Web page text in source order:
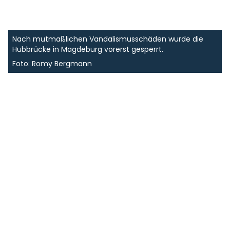
Nach mutmaßlichen Vandalismusschäden wurde die
Hubbrücke in Magdeburg vorerst gesperrt.
Foto: Romy Bergmann